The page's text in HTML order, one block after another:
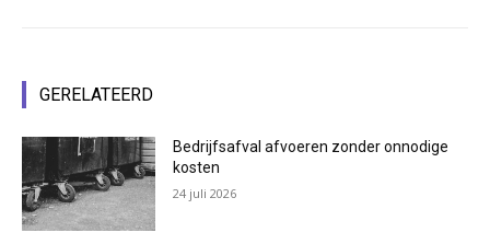
GERELATEERD
Bedrijfsafval afvoeren zonder onnodige
kosten
24 juli 2026